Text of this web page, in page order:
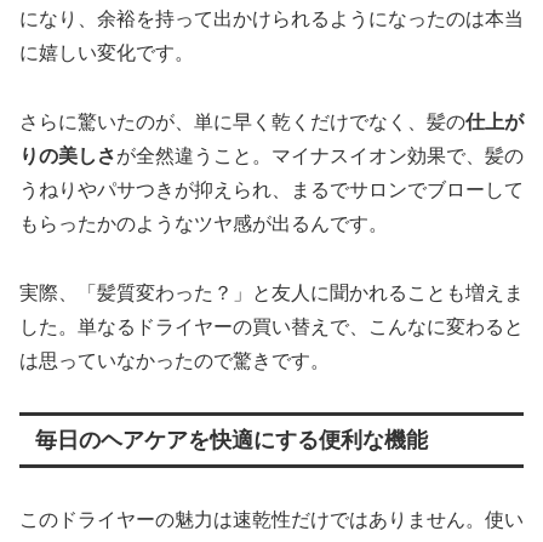
になり、余裕を持って出かけられるようになったのは本当
に嬉しい変化です。
さらに驚いたのが、単に早く乾くだけでなく、髪の仕上が
りの美しさが全然違うこと。マイナスイオン効果で、髪の
うねりやパサつきが抑えられ、まるでサロンでブローして
もらったかのようなツヤ感が出るんです。
実際、「髪質変わった？」と友人に聞かれることも増えま
した。単なるドライヤーの買い替えで、こんなに変わると
は思っていなかったので驚きです。
毎日のヘアケアを快適にする便利な機能
このドライヤーの魅力は速乾性だけではありません。使い